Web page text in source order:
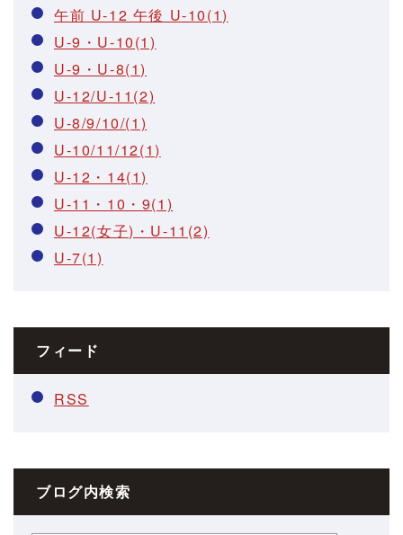
午前 U-12 午後 U-10(1)
U-9・U-10(1)
U-9・U-8(1)
U-12/U-11(2)
U-8/9/10/(1)
U-10/11/12(1)
U-12・14(1)
U-11・10・9(1)
U-12(女子)・U-11(2)
U-7(1)
フィード
RSS
ブログ内検索